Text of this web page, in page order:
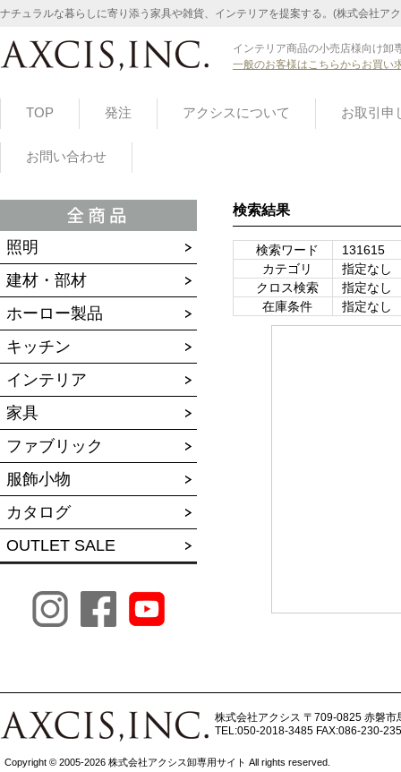
ナチュラルな暮らしに寄り添う家具や雑貨、インテリアを提案する。(株式会社ア
インテリア商品の小売店様向け卸
一般のお客様はこちらからお買い
TOP 発注 アクシスについて お取引申
お問い合わせ
照明
建材・部材
ホーロー製品
キッチン
インテリア
家具
ファブリック
服飾小物
カタログ
OUTLET SALE
検索結果
検索ワード
131615
カテゴリ
指定なし
クロス検索
指定なし
在庫条件
指定なし
株式会社アクシス 〒709-0825 赤磐市
TEL:050-2018-3485 FAX:086-230-
Copyright © 2005-2026 株式会社アクシス卸専用サイト All rights reserved.